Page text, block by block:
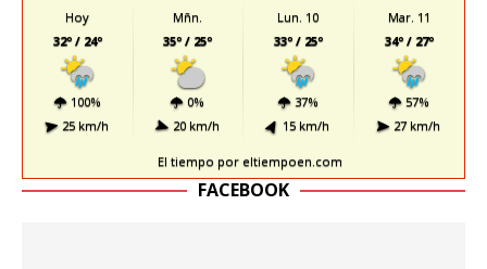
Hoy
32º / 24º
100%
25 km/h
Mñn.
35º / 25º
0%
20 km/h
Lun. 10
33º / 25º
37%
15 km/h
Mar. 11
34º / 27º
57%
27 km/h
El tiempo por eltiempoen.com
FACEBOOK